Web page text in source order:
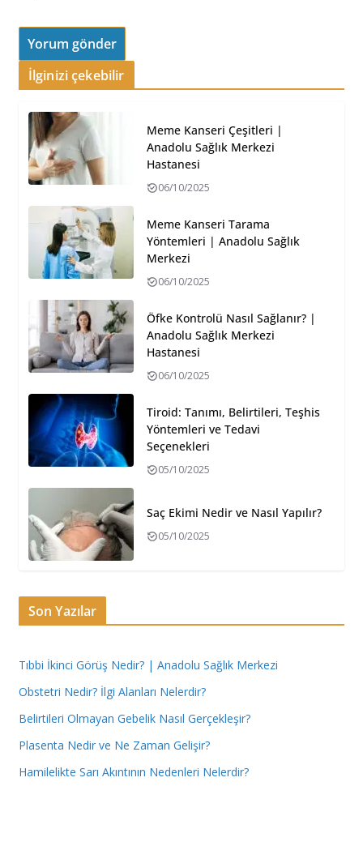
İlginizi çekebilir
Meme Kanseri Çeşitleri |
Anadolu Sağlık Merkezi
Hastanesi
06/10/2025
Meme Kanseri Tarama
Yöntemleri | Anadolu Sağlık
Merkezi
06/10/2025
Öfke Kontrolü Nasıl Sağlanır? |
Anadolu Sağlık Merkezi
Hastanesi
06/10/2025
Tiroid: Tanımı, Belirtileri, Teşhis
Yöntemleri ve Tedavi
Seçenekleri
05/10/2025
Saç Ekimi Nedir ve Nasıl Yapılır?
05/10/2025
Son Yazılar
Tıbbi İkinci Görüş Nedir? | Anadolu Sağlık Merkezi
Obstetri Nedir? İlgi Alanları Nelerdir?
Belirtileri Olmayan Gebelik Nasıl Gerçekleşir?
Plasenta Nedir ve Ne Zaman Gelişir?
Hamilelikte Sarı Akıntının Nedenleri Nelerdir?